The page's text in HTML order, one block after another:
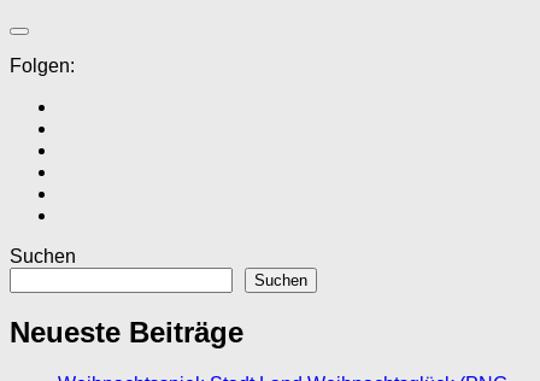
Folgen:
Suchen
Suchen
Neueste Beiträge